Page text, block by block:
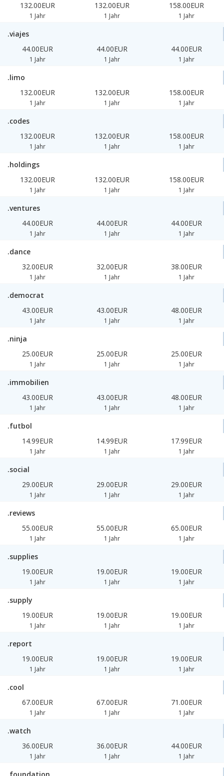
132.00EUR
1 Jahr
132.00EUR
1 Jahr
158.00EUR
1 Jahr
.viajes
44.00EUR
1 Jahr
44.00EUR
1 Jahr
44.00EUR
1 Jahr
.limo
132.00EUR
1 Jahr
132.00EUR
1 Jahr
158.00EUR
1 Jahr
.codes
132.00EUR
1 Jahr
132.00EUR
1 Jahr
158.00EUR
1 Jahr
.holdings
132.00EUR
1 Jahr
132.00EUR
1 Jahr
158.00EUR
1 Jahr
.ventures
44.00EUR
1 Jahr
44.00EUR
1 Jahr
44.00EUR
1 Jahr
.dance
32.00EUR
1 Jahr
32.00EUR
1 Jahr
38.00EUR
1 Jahr
.democrat
43.00EUR
1 Jahr
43.00EUR
1 Jahr
48.00EUR
1 Jahr
.ninja
25.00EUR
1 Jahr
25.00EUR
1 Jahr
25.00EUR
1 Jahr
.immobilien
43.00EUR
1 Jahr
43.00EUR
1 Jahr
48.00EUR
1 Jahr
.futbol
14.99EUR
1 Jahr
14.99EUR
1 Jahr
17.99EUR
1 Jahr
.social
29.00EUR
1 Jahr
29.00EUR
1 Jahr
29.00EUR
1 Jahr
.reviews
55.00EUR
1 Jahr
55.00EUR
1 Jahr
65.00EUR
1 Jahr
.supplies
19.00EUR
1 Jahr
19.00EUR
1 Jahr
19.00EUR
1 Jahr
.supply
19.00EUR
1 Jahr
19.00EUR
1 Jahr
19.00EUR
1 Jahr
.report
19.00EUR
1 Jahr
19.00EUR
1 Jahr
19.00EUR
1 Jahr
.cool
67.00EUR
1 Jahr
67.00EUR
1 Jahr
71.00EUR
1 Jahr
.watch
36.00EUR
1 Jahr
36.00EUR
1 Jahr
44.00EUR
1 Jahr